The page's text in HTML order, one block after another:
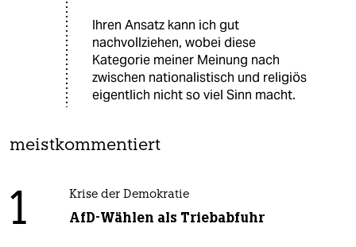
Ihren Ansatz kann ich gut
nachvollziehen, wobei diese
Kategorie meiner Meinung nach
zwischen nationalistisch und religiös
eigentlich nicht so viel Sinn macht.
meistkommentiert
1 Krise der Demokratie
AfD-Wählen als Triebabfuhr